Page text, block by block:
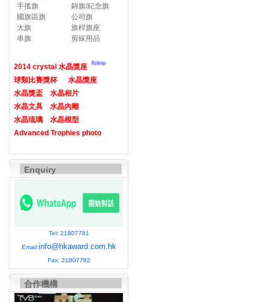
手搖旗
錦旗/紀念旗
國旗區旗
公司旗
大旗
旗桿旗座
串旗
剪綵用品
2014 crystal 水晶獎座 New
球類比賽獎杯
水晶獎座
水晶獎盃
水晶相片
水晶文具
水晶內雕
水晶琉璃
水晶模型
Advanced Trophies photo
Enquiry
Tel: 21807781
Email:info@hkaward.com.hk
Fax: 21807782
合作機構